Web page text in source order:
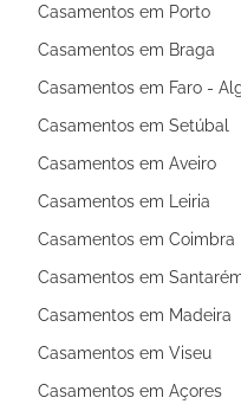
Casamentos em Porto
Casamentos em Braga
Casamentos em Faro -
Casamentos em Setúbal
Casamentos em Aveiro
Casamentos em Leiria
Casamentos em Coimbra
Casamentos em
Casamentos em Madeira
Casamentos em Viseu
Casamentos em Açores